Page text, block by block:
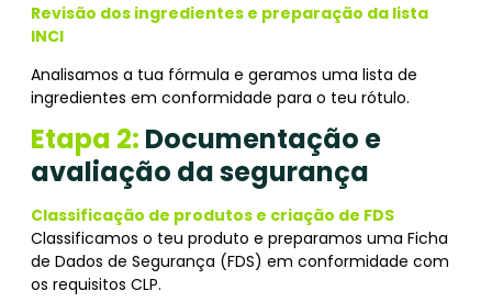
Revisão dos ingredientes e preparação da lista
INCI
Analisamos a tua fórmula e geramos uma lista de
ingredientes em conformidade para o teu rótulo.
Etapa 2: Documentação e
avaliação da segurança
Classificação de produtos e criação de FDS
Classificamos o teu produto e preparamos uma Ficha
de Dados de Segurança (FDS) em conformidade com
os requisitos CLP.